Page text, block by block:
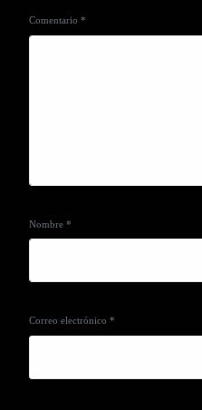
Comentario*
Nombre*
Correo electrónico*